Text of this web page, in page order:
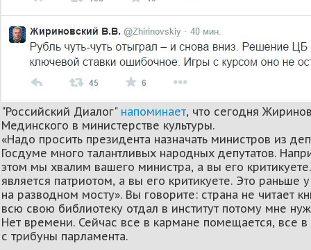
"Российский Диалог" напоминает, что сегодня
Мединского в министерстве культуры.
«Надо просить президента назначать министров из
Госдуме много талантливых народных депутатов.
этом мы хвалим вашего министра, а вы его
является патриотом, а вы его критикуете. Это раньше
на разводном мосту». Вы говорите: страна не читает
всю свою библиотеку отдал в институт потому мне
Нет времени. Сейчас все в кармане помещается, все
с трибуны парламента.